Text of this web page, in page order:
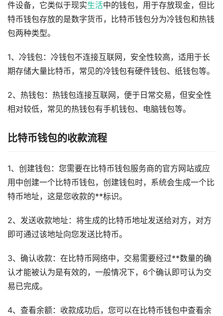
件设备，它类似于现实生活中的钱包，用于存放现金，但比
特币钱包存放的是数字货币，比特币钱包分为冷钱包和热钱
包两种类型。
1、冷钱包：冷钱包不连接互联网，安全性较高，适用于长
期存储大量比特币，常见的冷钱包有硬件钱包、纸钱包等。
2、热钱包：热钱包连接互联网，便于日常交易，但安全性
相对较低，常见的热钱包有手机钱包、电脑钱包等。
比特币钱包的收款流程
1、创建钱包：您需要在比特币钱包服务商的官方网站或应
用中创建一个比特币钱包，创建钱包时，系统会生成一个比
特币地址，这是您收款的**标识。
2、发送收款地址：将生成的比特币地址发送给对方，对方
即可通过该地址向您发送比特币。
3、确认收款：在比特币网络中，交易需要经过**数量的确
认才能被认为是有效的，一般情况下，6个确认即可认为交
易已完成。
4、查看余额：收款成功后，您可以在比特币钱包中查看余